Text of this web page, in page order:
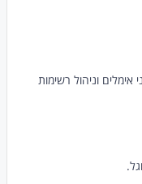
אימלים וניהול רשימות